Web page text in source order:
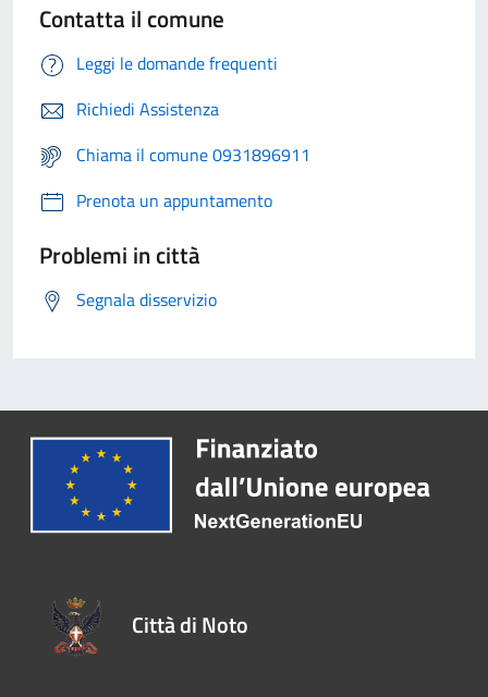
Contatta il comune
Leggi le domande frequenti
Richiedi Assistenza
Chiama il comune 0931896911
Prenota un appuntamento
Problemi in città
Segnala disservizio
Città di Noto